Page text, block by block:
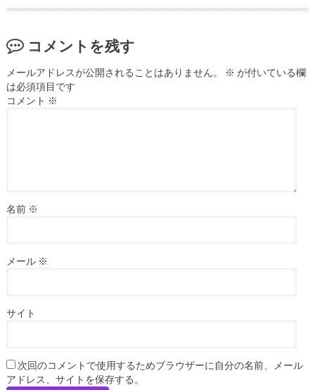
コメントを残す
メールアドレスが公開されることはありません。 ※ が付いている欄
は必須項目です
コメント ※
名前 ※
メール ※
サイト
次回のコメントで使用するためブラウザーに自分の名前、メール
アドレス、サイトを保存する。